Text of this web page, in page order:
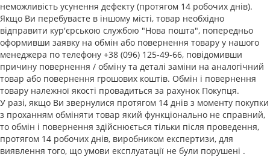
неможливість усунення дефекту (протягом 14 робочих днів).
Якщо Ви перебуваєте в іншому місті, товар необхідно
відправити кур'єрською службою "Нова пошта", попередньо
оформивши заявку на обмін або повернення товару у нашого
менеджера по телефону +38 (096) 125-49-66, повідомивши
причину повернення / обміну та деталі заміни на аналогічний
товар або повернення грошових коштів. Обмін і повернення
товару належної якості провадиться за рахунок Покупця.
У разі, якщо Ви звернулися протягом 14 днів з моменту покупки
з проханням обміняти товар який функціонально не справний,
то обмін і повернення здійснюється тільки після проведення,
протягом 14 робочих днів, виробником експертизи, для
виявлення того, що умови експлуатації не були порушені .